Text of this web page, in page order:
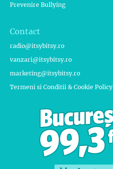
Prevenire Bullying
Contact
radio@itsybitsy.ro
vanzari@itsybitsy.ro
marketing@itsybitsy.ro
Termeni si Conditii & Cookie Policy